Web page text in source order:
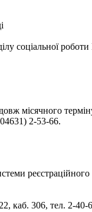
соціальної
місячного
2-53-66.
каб. 306, тел. 2-40-